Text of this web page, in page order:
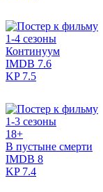
1-4 сезоны
Континуум
IMDB 7.6
KP7.5
1-3 сезоны
18+
В пустыне смерти
IMDB 8
KP7.4